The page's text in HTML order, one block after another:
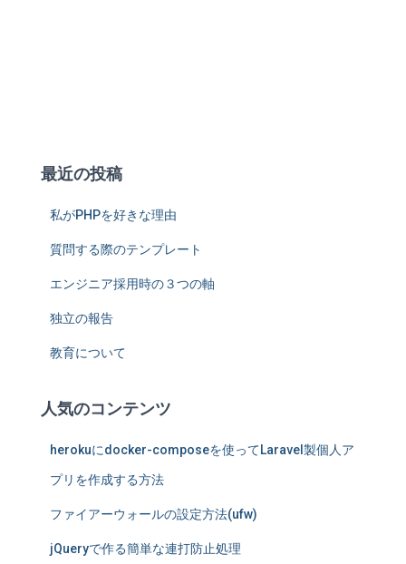
最近の投稿
私がPHPを好きな理由
質問する際のテンプレート
エンジニア採用時の３つの軸
独立の報告
教育について
人気のコンテンツ
herokuにdocker-composeを使ってLaravel製個人ア
プリを作成する方法
ファイアーウォールの設定方法(ufw)
jQueryで作る簡単な連打防止処理